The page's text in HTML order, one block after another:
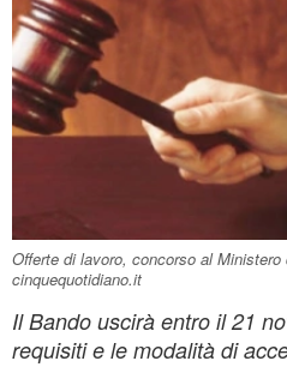
Offerte di lavoro, concorso al
cinquequotidiano.it
Il Bando uscirà entro il 21
requisiti e le modalità di